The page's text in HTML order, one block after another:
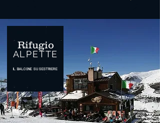
Rifugio
ALPETTE
IL BALCONE SU SESTRIERE